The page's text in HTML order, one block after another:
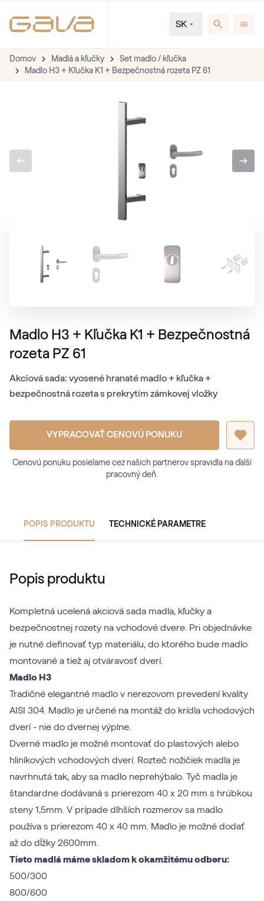
SK
Domov Madlá a kľučky
Set madlo / kľučka
Madlo H3 + Kľučka K1 + Bezpečnostná rozeta PZ 61
Madlo H3 + Kľučka K1 + Bezpečnostná
rozeta PZ 61
Akciová sada: vyosené hranaté madlo + kľučka +
bezpečnostná rozeta s prekrytím zámkovej vložky
VYPRACOVAŤ CENOVÚ PONUKU
Cenovú ponuku posielame cez našich partnerov spravidla na ďalší
pracovný deň.
POPIS PRODUKTU TECHNICKÉ PARAMETRE
Popis produktu
Kompletná ucelená akciová sada madla, kľučky a
bezpečnostnej rozety na vchodové dvere. Pri objednávke
je nutné definovať typ materiálu, do ktorého bude madlo
montované a tiež aj otváravosť dverí.
Madlo H3
Tradičné elegantné madlo v nerezovom prevedení kvality
AISI 304. Madlo je určené na montáž do krídla vchodových
dverí - nie do dvernej výplne.
Dverné madlo je možné montovať do plastových alebo
hliníkových vchodových dverí. Rozteč nožičiek madla je
navrhnutá tak, aby sa madlo neprehýbalo. Tyč madla je
štandardne dodávaná s prierezom 40 x 20 mm s hrúbkou
steny 1,5mm. V prípade dlhších rozmerov sa madlo
používa s prierezom 40 x 40 mm. Madlo je možné dodať
až do dĺžky 2600mm.
Tieto madlá máme skladom k okamžitému odberu:
500/300
800/600